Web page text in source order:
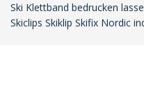
Ski Klettband bedrucken
Skiclips Skiklip Skifix Nordic